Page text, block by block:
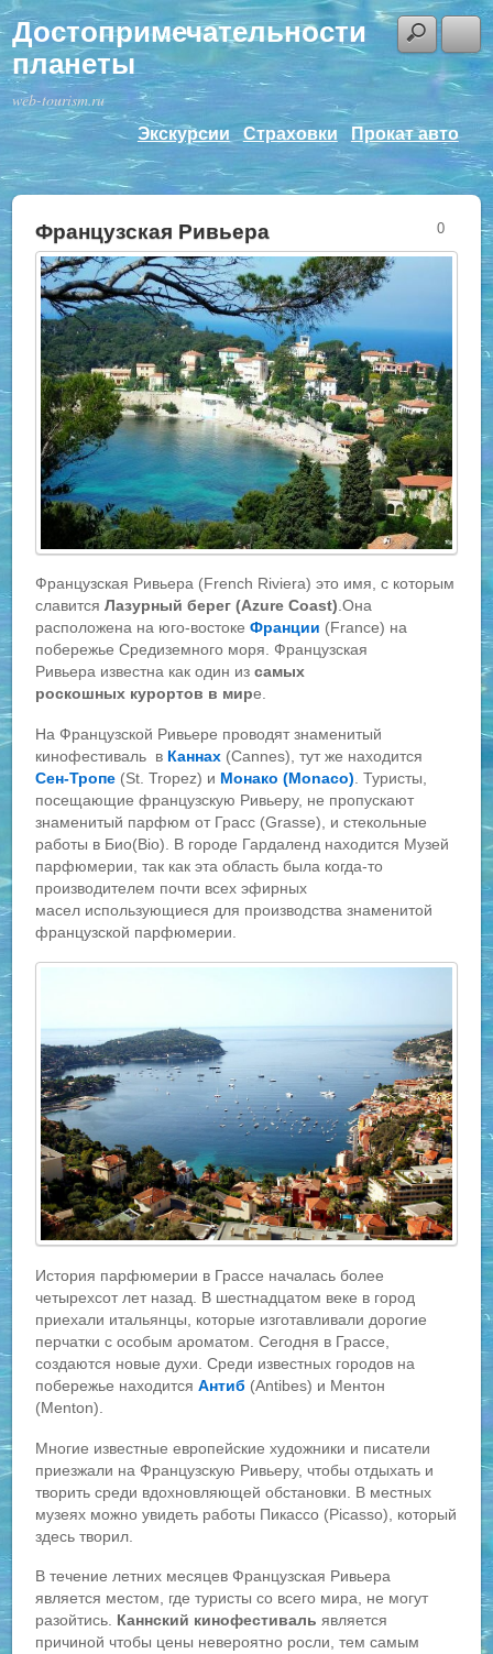
Достопримечательности
планеты
web-tourism.ru
Экскурсии Страховки Прокат авто
Французская Ривьера
Французская Ривьера (French Riviera) это имя, с которым
славитсяЛазурный берег (Azure Coast).Она
расположена на юго-востокеФранции (France) на
побережье Средиземного моря. Французская
Ривьера известна как один изсамых
роскошных курортов в мире.
На Французской Ривьере проводят знаменитый
кинофестиваль в Каннах (Cannes), тут же находится
Сен-Тропе (St. Tropez) и Монако (Monaco) . Туристы,
посещающие французскую Ривьеру, не пропускают
знаменитый парфюм от Грасс (Grasse), и стекольные
работы в Био(Bio). В городе Гардаленд находится Музей
парфюмерии, так как эта область была когда-то
производителем почти всех эфирных
масел использующиеся для производства знаменитой
французской парфюмерии.
История парфюмерии в Грассе началась более
четырехсот лет назад. В шестнадцатом веке в город
приехали итальянцы, которые изготавливали дорогие
перчатки с особым ароматом. Сегодня в Грассе,
создаются новые духи. Среди известных городов на
побережье находитсяАнтиб (Antibes) и Ментон
(Menton).
Многие известные европейские художники и писатели
приезжали на Французскую Ривьеру, чтобы отдыхать и
творить среди вдохновляющей обстановки. В местных
музеях можно увидеть работы Пикассо (Picasso), который
здесь творил.
В течение летних месяцев Французская Ривьера
является местом, где туристы со всего мира, не могут
разойтись. Каннский кинофестиваль является
причиной чтобы цены невероятно росли, тем самым
0